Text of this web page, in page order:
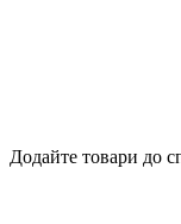
Додайте товари до